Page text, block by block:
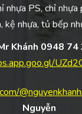
nhựa PS, chỉ nhựa
kệ nhựa, tủ bếp
Khánh 0948